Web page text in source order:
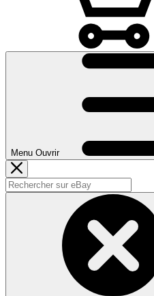
Menu Ouvrir